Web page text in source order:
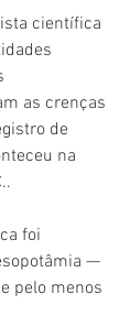
científica
as crenças
de
na
foi
—
pelo menos